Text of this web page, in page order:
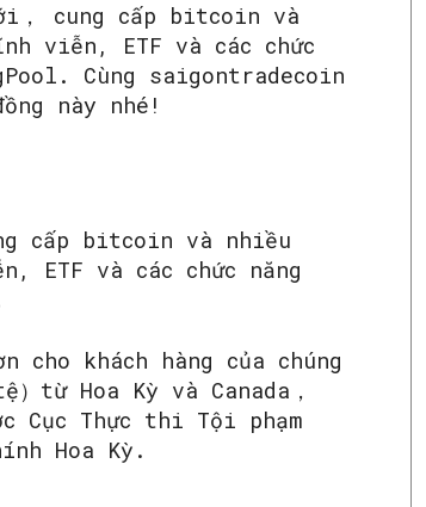
， cung cấp bitcoin và
viễn, ETF và các chức
Cùng saigontradecoin
này nhé!
cấp bitcoin và nhiều
và các chức năng
khách hàng của chúng
từ Hoa Kỳ và Canada，
Cục Thực thi Tội phạm
Hoa Kỳ.